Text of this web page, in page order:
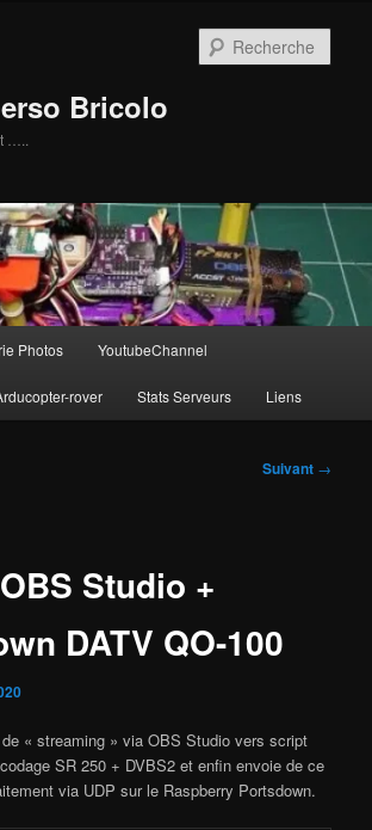
Bricolo
…..
Photos YoutubeChannel
rover Stats Serveurs Liens
Suivant →
Studio +
DATV QO-100
« streaming » via OBS Studio vers script
SR 250 + DVBS2 et enfin envoie de ce
via UDP sur le Raspberry Portsdown.